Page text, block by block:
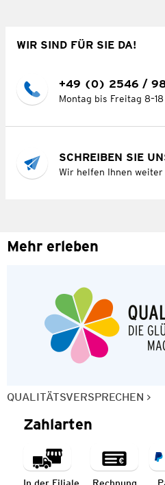
WIR SIND FÜR SIE DA!
+49 (0) 2546 /
Montag bis Freitag
SCHREIBEN SIE
Wir helfen Ihnen weiter
Mehr erleben
QUALITÄTSVERSPRECHEN
Zahlarten